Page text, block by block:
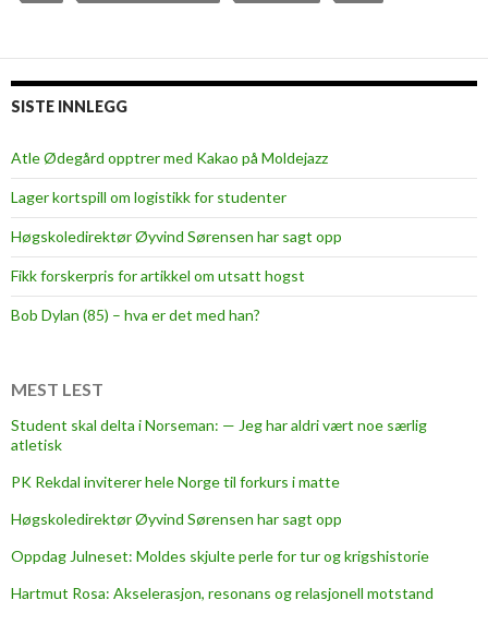
SISTE INNLEGG
Atle Ødegård opptrer med Kakao på Moldejazz
Lager kortspill om logistikk for studenter
Høgskoledirektør Øyvind Sørensen har sagt opp
Fikk forskerpris for artikkel om utsatt hogst
Bob Dylan (85) – hva er det med han?
MEST LEST
Student skal delta i Norseman: — Jeg har aldri vært noe særlig
atletisk
PK Rekdal inviterer hele Norge til forkurs i matte
Høgskoledirektør Øyvind Sørensen har sagt opp
Oppdag Julneset: Moldes skjulte perle for tur og krigshistorie
Hartmut Rosa: Akselerasjon, resonans og relasjonell motstand